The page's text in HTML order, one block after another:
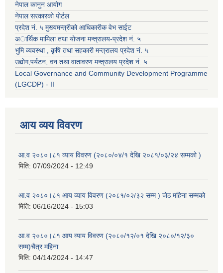
नेपाल कानुन आयोग
नेपाल सरकारको पोर्टल
प्रदेश नं. ५ मुख्यमन्त्रीको आधिकारीक वेभ साईट
अार्थिक मामिला तथा योजना मन्त्रालय-प्रदेश नं. ५
भुमि व्यवस्था , कृषि तथा सहकारी मन्त्रालय प्रदेश नं. ५
उद्याेग,पर्यटन, वन तथा वातावरण मन्त्रालय प्रदेश नं. ५
Local Governance and Community Development Programme
(LGCDP) - II
आय व्यय विवरण
आ.व २०८०।८१ व्याय विवरण (२०८०/०४/१ देखि २०८१/०३/२४ सम्मको )
मिति: 07/09/2024 - 12:49
आ.व २०८०।८१ आय व्याय विवरण (२०८१/०२/३२ सम्म ) जेठ महिना सम्मको
मिति: 06/16/2024 - 15:03
आ.व २०८०।८१ आय व्याय विवरण (२०८०/१२/०१ देखि २०८०/१२/३०
सम्म)चैत्र महिना
मिति: 04/14/2024 - 14:47